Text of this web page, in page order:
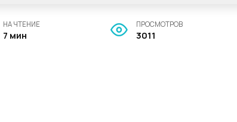
НА ЧТЕНИЕ
7 мин
ПРОСМОТРОВ
3011